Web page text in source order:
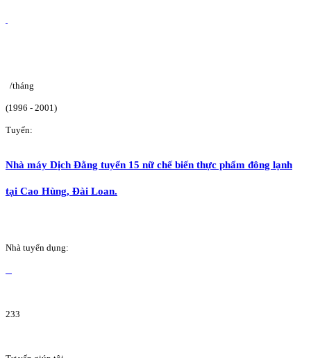
/tháng
(1996 - 2001)
Tuyển:
Nhà máy Dịch Đằng tuyển 15 nữ chế biến thực phẩm đông lạnh
tại Cao Hùng, Đài Loan.
Nhà tuyển dụng:
233